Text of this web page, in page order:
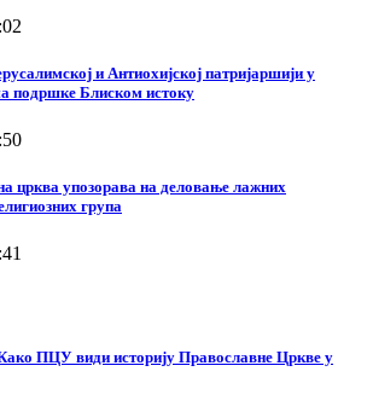
и Антиохијској патријаршији у
подршке Блиском истоку
црква упозорава на деловање лажних
група
ПЦУ види историју Православне Цркве у